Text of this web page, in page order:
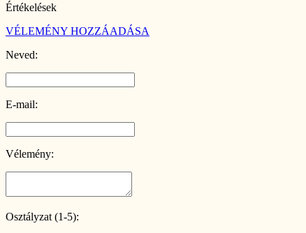
Értékelések
VÉLEMÉNY HOZZÁADÁSA
Neved:
E-mail:
Vélemény:
Osztályzat (1-5):